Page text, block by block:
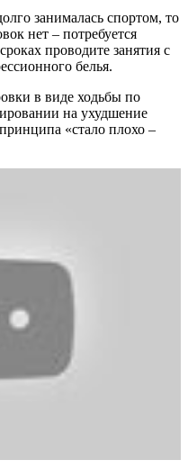
занималась спортом, то
нет ‒ потребуется
проводите занятия с
белья.
в виде ходьбы по
на ухудшение
«стало плохо ‒